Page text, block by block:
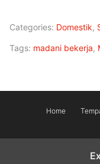
Categories: Domestik,
Tags: madani bekerja,
Home